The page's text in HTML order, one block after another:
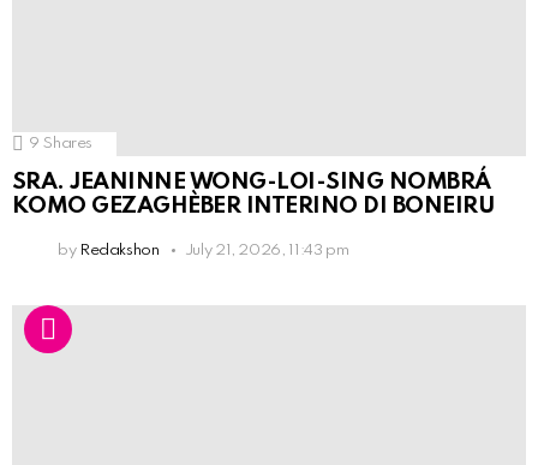
9 Shares
SRA. JEANINNE WONG-LOI-SING NOMBRÁ
KOMO GEZAGHÈBER INTERINO DI BONEIRU
by Redakshon July 21, 2026, 11:43 pm